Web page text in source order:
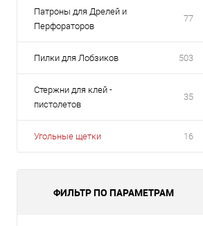
Патроны для Дрелей и
Перфораторов
77
Пилки для Лобзиков 503
Стержни для клей -
пистолетов
35
Угольные щетки 16
ФИЛЬТР ПО ПАРАМЕТРАМ